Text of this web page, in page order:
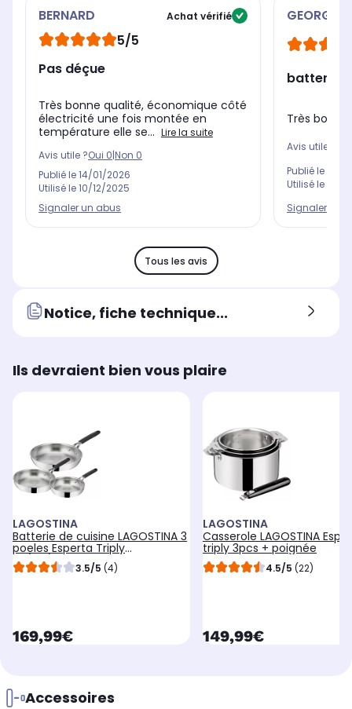
BERNARD Achat vérifié
5/5
Pas déçue
Très bonne qualité, économique côté
électricité une fois montée en
température elle se... Lire la suite
Avis utile ?Oui 0|Non 0
Publié le14/01/2026
Utilisé le10/12/2025
Signaler un abus
GEORGE
batterie
Très
Avis utile ?
Publié le
Utilisé le
Signaler un
Tous les avis
Notice, fiche technique...
Ils devraient bien vous plaire
LAGOSTINA
Batterie de cuisine LAGOSTINA 3
poeles Esperta Triply
20/24/28cm3.5/5 (4)
currentPrice
169,99€
LAGOSTINA
Casserole LAGOSTINA
triply 3pcs + poignée
4.5/5 (22)
currentPrice
149,99€
Accessoires